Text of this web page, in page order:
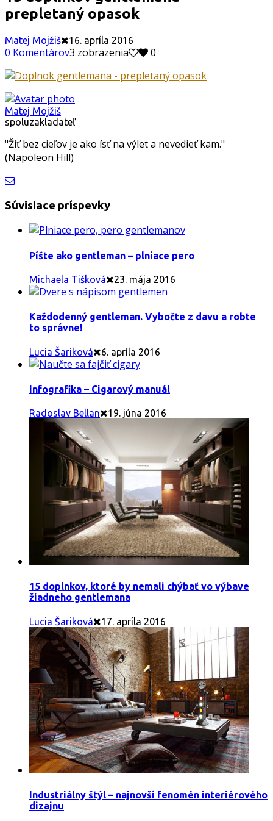
prepletaný opasok
Matej Mojžiš 16. apríla 2016
0 Komentárov3 zobrazenia 0
Matej Mojžiš
spoluzakladateľ
"Žiť bez cieľov je ako ísť na výlet a nevedieť kam."
(Napoleon Hill)
Súvisiace príspevky
Píšte ako gentleman – plniace pero
Michaela Tišková 23. mája 2016
Každodenný gentleman. Vybočte z davu a robte
to správne!
Lucia Šariková 6. apríla 2016
Infografika – Cigarový manuál
Radoslav Bellan 19. júna 2016
15 doplnkov, ktoré by nemali chýbať vo výbave
žiadneho gentlemana
Lucia Šariková 17. apríla 2016
Industriálny štýl – najnovší fenomén interiérového
dizajnu